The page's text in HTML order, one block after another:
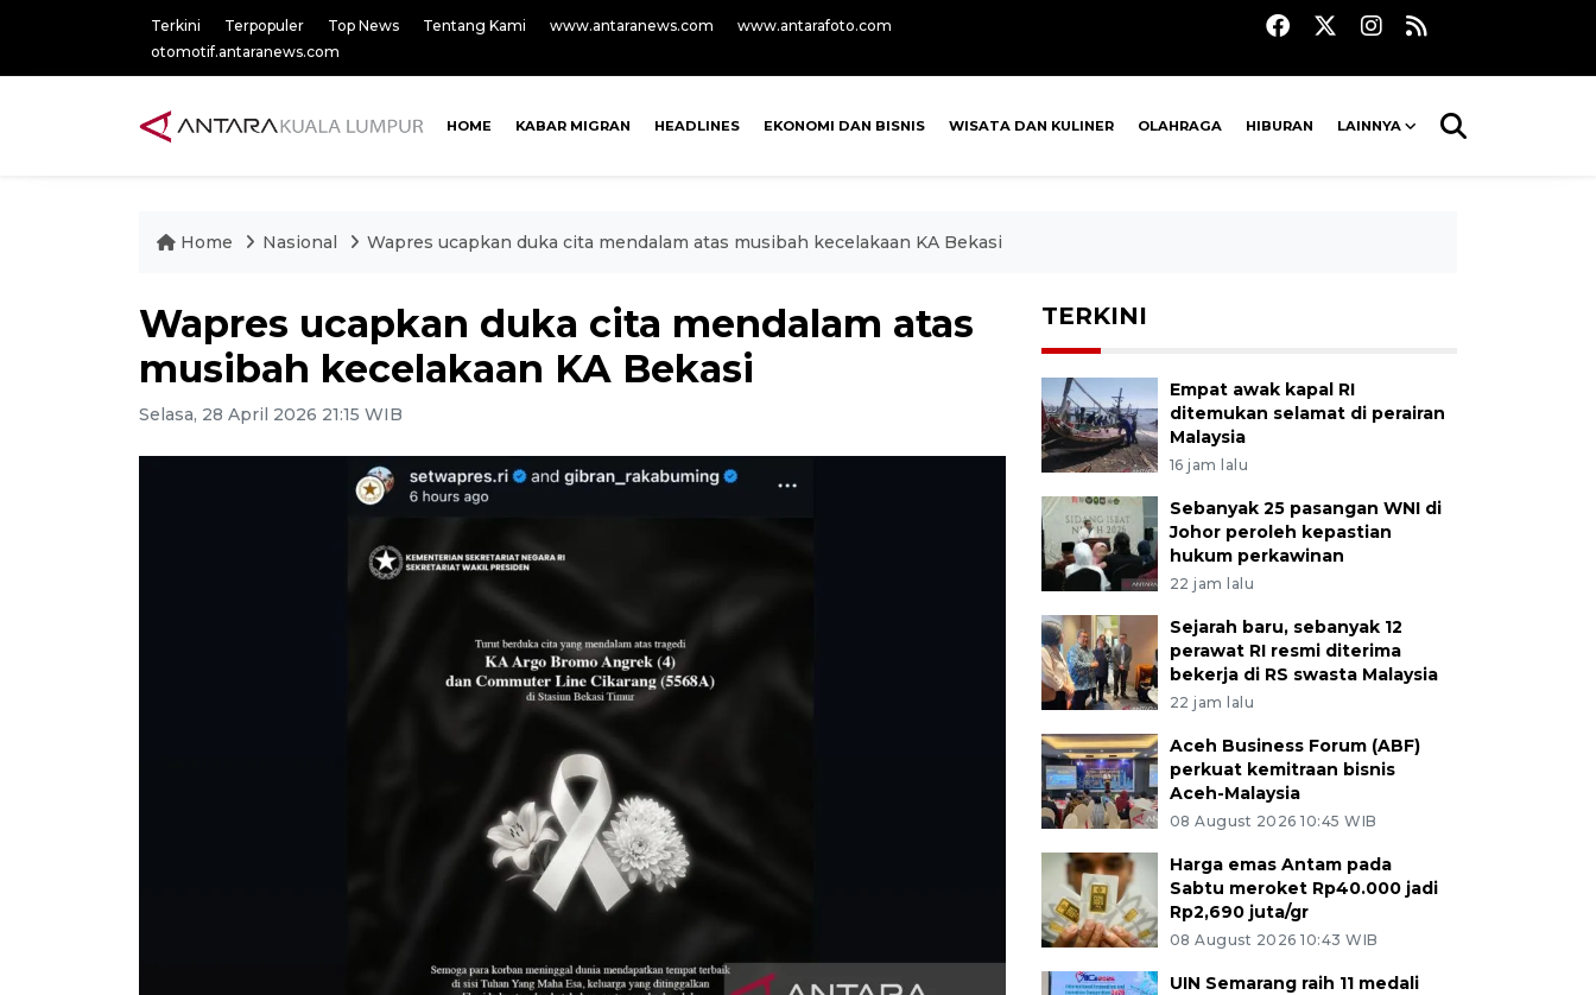
Terkini Terpopuler Top News Tentang Kami www.antaranews.com
www.antarafoto.com
otomotif.antaranews.com
HOME KABAR MIGRAN HEADLINES EKONOMI DAN BISNIS WISATA DAN KULINER OLAHRAGA HIBURAN LAINNYA
Home Nasional Wapres ucapkan duka cita mendalam atas musibah kecelakaan KA Bekasi
Wapres ucapkan duka cita mendalam atas
musibah kecelakaan KA Bekasi
Selasa, 28 April 2026 21:15 WIB
TERKINI
Empat awak kapal RI
ditemukan selamat di perairan
Malaysia
16 jam lalu
Sebanyak 25 pasangan WNI di
Johor peroleh kepastian
hukum perkawinan
22 jam lalu
Sejarah baru, sebanyak 12
perawat RI resmi diterima
bekerja di RS swasta Malaysia
22 jam lalu
Aceh Business Forum (ABF)
perkuat kemitraan bisnis
Aceh-Malaysia
08 August 2026 10:45 WIB
Harga emas Antam pada
Sabtu meroket Rp40.000 jadi
Rp2,690 juta/gr
08 August 2026 10:43 WIB
UIN Semarang raih 11 medali